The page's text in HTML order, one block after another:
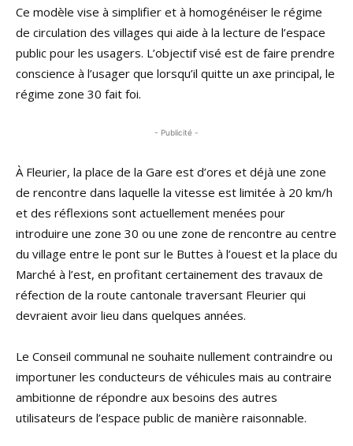
Ce modèle vise à simplifier et à homogénéiser le régime
de circulation des villages qui aide à la lecture de l’espace
public pour les usagers. L’objectif visé est de faire prendre
conscience à l’usager que lorsqu’il quitte un axe principal, le
régime zone 30 fait foi.
- Publicité -
À Fleurier, la place de la Gare est d’ores et déjà une zone
de rencontre dans laquelle la vitesse est limitée à 20 km/h
et des réflexions sont actuellement menées pour
introduire une zone 30 ou une zone de rencontre au centre
du village entre le pont sur le Buttes à l’ouest et la place du
Marché à l’est, en profitant certainement des travaux de
réfection de la route cantonale traversant Fleurier qui
devraient avoir lieu dans quelques années.
Le Conseil communal ne souhaite nullement contraindre ou
importuner les conducteurs de véhicules mais au contraire
ambitionne de répondre aux besoins des autres
utilisateurs de l’espace public de manière raisonnable.